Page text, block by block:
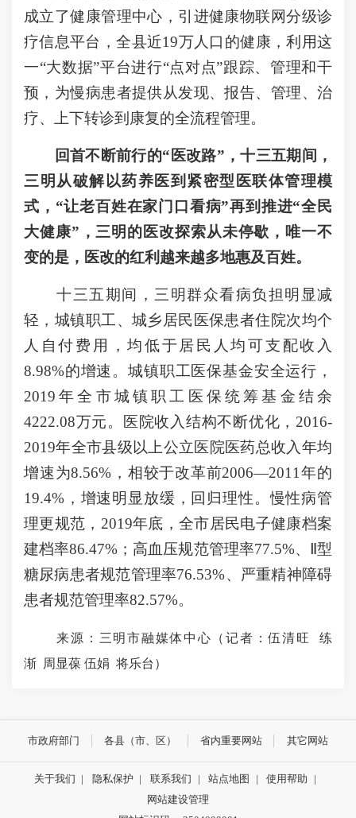
成立了健康管理中心，引进健康物联网分级诊
疗信息平台，全县近19万人口的健康，利用这
一“大数据”平台进行“点对点”跟踪、管理和干
预，为慢病患者提供从发现、报告、管理、治
疗、上下转诊到康复的全流程管理。
回首不断前行的“医改路”，十三五期间，
三明从破解以药养医到紧密型医联体管理模
式，“让老百姓在家门口看病”再到推进“全民
大健康”，三明的医改探索从未停歇，唯一不
变的是，医改的红利越来越多地惠及百姓。
十三五期间，三明群众看病负担明显减
轻，城镇职工、城乡居民医保患者住院次均个
人自付费用，均低于居民人均可支配收入
8.98%的增速。城镇职工医保基金安全运行，
2019年全市城镇职工医保统筹基金结余
4222.08万元。医院收入结构不断优化，2016-
2019年全市县级以上公立医院医药总收入年均
增速为8.56%，相较于改革前2006—2011年的
19.4%，增速明显放缓，回归理性。慢性病管
理更规范，2019年底，全市居民电子健康档案
建档率86.47%；高血压规范管理率77.5%、Ⅱ型
糖尿病患者规范管理率76.53%、严重精神障碍
患者规范管理率82.57%。
来源：三明市融媒体中心（记者：伍清旺 练
渐 周显葆 伍娟 将乐台）
市政府部门 各县（市、区） 省内重要网站 其它网站
关于我们 | 隐私保护 | 联系我们 | 站点地图 | 使用帮助
|
网站建设管理